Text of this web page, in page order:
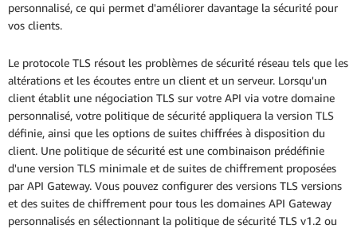
personnalisé, ce qui permet d'améliorer davantage la sécurité pour
vos clients.
Le protocole TLS résout les problèmes de sécurité réseau tels que les
altérations et les écoutes entre un client et un serveur. Lorsqu'un
client établit une négociation TLS sur votre API via votre domaine
personnalisé, votre politique de sécurité appliquera la version TLS
définie, ainsi que les options de suites chiffrées à disposition du
client. Une politique de sécurité est une combinaison prédéfinie
d'une version TLS minimale et de suites de chiffrement proposées
par API Gateway. Vous pouvez configurer des versions TLS versions
et des suites de chiffrement pour tous les domaines API Gateway
personnalisés en sélectionnant la politique de sécurité TLS v1.2 ou